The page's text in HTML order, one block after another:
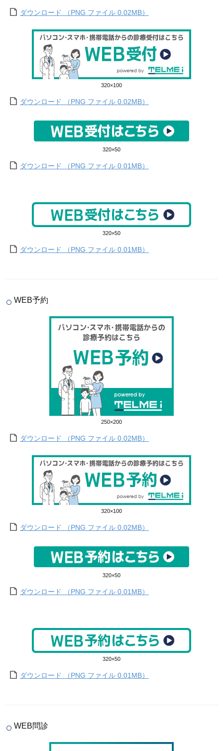
ダウンロード （PNG ファイル 0.02MB）
320×100
ダウンロード （PNG ファイル 0.02MB）
320×50
ダウンロード （PNG ファイル 0.01MB）
320×50
ダウンロード （PNG ファイル 0.01MB）
WEB予約
250×200
ダウンロード （PNG ファイル 0.02MB）
320×100
ダウンロード （PNG ファイル 0.02MB）
320×50
ダウンロード （PNG ファイル 0.01MB）
320×50
ダウンロード （PNG ファイル 0.01MB）
WEB問診